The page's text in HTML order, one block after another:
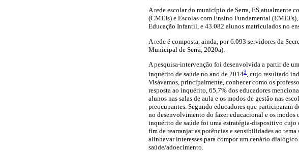
A rede escolar do município de Serra, ES atualmente
(CMEIs) e Escolas com Ensino Fundamental
Educação Infantil, e 43.082 alunos matriculados no
A rede é composta, ainda, por 6.093 servidores da
Municipal de Serra, 2020a).
A pesquisa-intervenção foi desenvolvida a partir de
inquérito de saúde no ano de 20143, cujo resultado
Visávamos, principalmente, conhecer como os
resposta ao inquérito, 65,7% dos educadores
alunos nas salas de aula e os modos de gestão nas
preocupantes. Segundo educadores que participaram
no desenvolvimento do fazer educacional e os
inquérito de saúde foi uma estratégia-dispositivo cujo
fim de rearranjar as potências e sensibilidades ao
alinhavar interesses para compor um cenário
saúde/adoecimento.